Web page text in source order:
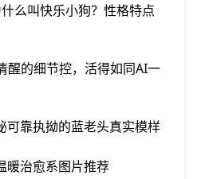
么叫快乐小狗？性格特点
醒的细节控，活得如同AI一
可靠执拗的蓝老头真实模样
暖治愈系图片推荐